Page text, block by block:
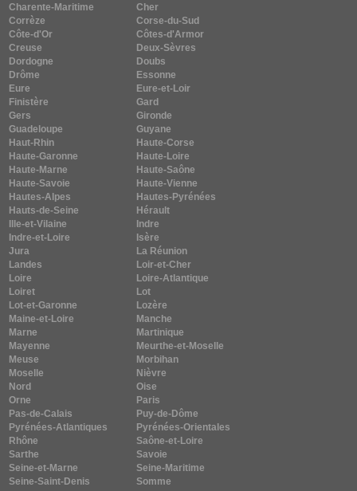
Charente-Maritime
Cher
Corrèze
Corse-du-Sud
Côte-d'Or
Côtes-d'Armor
Creuse
Deux-Sèvres
Dordogne
Doubs
Drôme
Essonne
Eure
Eure-et-Loir
Finistère
Gard
Gers
Gironde
Guadeloupe
Guyane
Haut-Rhin
Haute-Corse
Haute-Garonne
Haute-Loire
Haute-Marne
Haute-Saône
Haute-Savoie
Haute-Vienne
Hautes-Alpes
Hautes-Pyrénées
Hauts-de-Seine
Hérault
Ille-et-Vilaine
Indre
Indre-et-Loire
Isère
Jura
La Réunion
Landes
Loir-et-Cher
Loire
Loire-Atlantique
Loiret
Lot
Lot-et-Garonne
Lozère
Maine-et-Loire
Manche
Marne
Martinique
Mayenne
Meurthe-et-Moselle
Meuse
Morbihan
Moselle
Nièvre
Nord
Oise
Orne
Paris
Pas-de-Calais
Puy-de-Dôme
Pyrénées-Atlantiques
Pyrénées-Orientales
Rhône
Saône-et-Loire
Sarthe
Savoie
Seine-et-Marne
Seine-Maritime
Seine-Saint-Denis
Somme